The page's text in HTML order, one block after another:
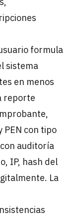
formula
sistema
en menos
reporte
PEN con tipo
auditoría
IP, hash del
La